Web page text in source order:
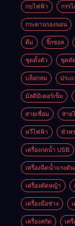
กบไฟฟ้า กรร
กระดานรองนอน
คีม จิ๊กซอล
ชุดตั้งตัว ชุดตั
บล็อกลม ประแ
มัลติมิเตอร์เข็ม
สายเชื่อม สาย
หวีไฟฟ้า หัวพ
เครื่องกดน้ำ USB
เครื่องฉีดน้ำแรงดัน
เครื่องตัดหญ้า
เครื่องมือช่าง
เครื่องสกัด เค